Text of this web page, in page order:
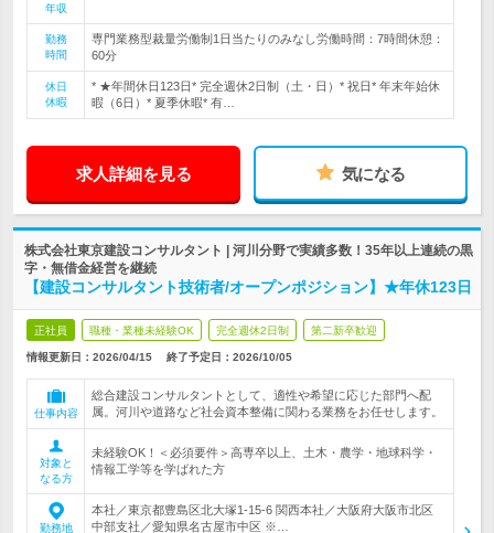
年収
勤務
時間
専門業務型裁量労働制1日当たりのみなし労働時間：7時間休憩：
60分
休日
休暇
* ★年間休日123日* 完全週休2日制（土・日）* 祝日* 年末年始休
暇（6日）* 夏季休暇* 有…
求人詳細を見る 気になる
株式会社東京建設コンサルタント | 河川分野で実績多数！35年以上連続の黒
字・無借金経営を継続
【建設コンサルタント技術者/オープンポジション】★年休123日
正社員 職種・業種未経験OK 完全週休2日制 第二新卒歓迎
情報更新日：2026/04/15 終了予定日： 2026/10/05
仕事内容
総合建設コンサルタントとして、適性や希望に応じた部門へ配
属。河川や道路など社会資本整備に関わる業務をお任せします。
対象と
なる方
未経験OK！＜必須要件＞高専卒以上、土木・農学・地球科学・
情報工学等を学ばれた方
勤務地
本社／東京都豊島区北大塚1-15-6 関西本社／大阪府大阪市北区
中部支社／愛知県名古屋市中区 ※…